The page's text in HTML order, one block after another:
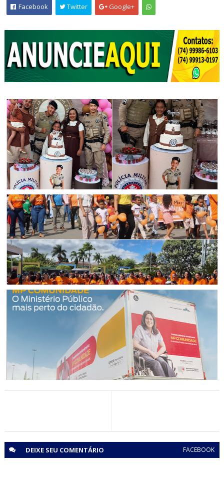
Facebook Twitter Google+
CIDADANIA
Polícia Militar participa de aniversário infantil em Senhor
do Bonfim (BA)
CIDADANIA
Jaguarari mobilizou população para Caminhada Faça
Bonito em defesa de crianças e adolescentes
DEIXE SEU COMENTÁRIO FACEBOOK